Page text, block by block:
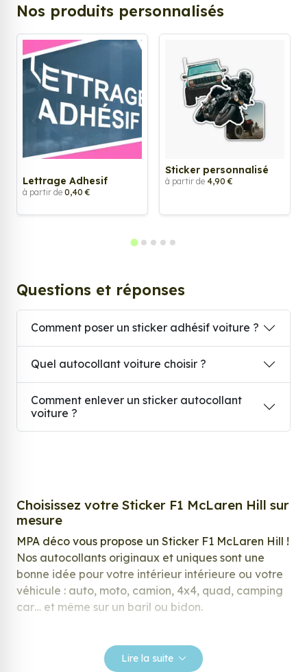
Nos produits personnalisés
Lettrage Adhesif
à partir de 0,40 €
Sticker personnalisé
à partir de 4,90 €
Questions et réponses
Comment poser un sticker adhésif voiture ?
Quel autocollant voiture choisir ?
Comment enlever un sticker autocollant
voiture ?
Choisissez votre Sticker F1 McLaren Hill sur
mesure
MPA déco vous propose un Sticker F1 McLaren Hill !
Nos autocollants originaux et uniques sont une
bonne idée pour votre intérieur intérieure ou votre
véhicule : auto, moto, camion, 4x4, quad, camping
car… et même sur un baril ou bidon.
répondre à vos attentes, laissez vous inspirer parmi
Lire la suite